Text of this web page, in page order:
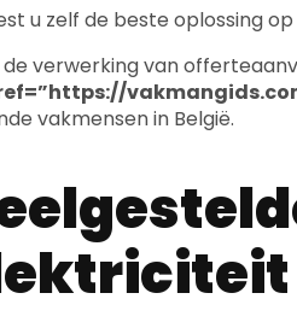
u zelf de beste oplossing
verwerking van
vakmensen in België.